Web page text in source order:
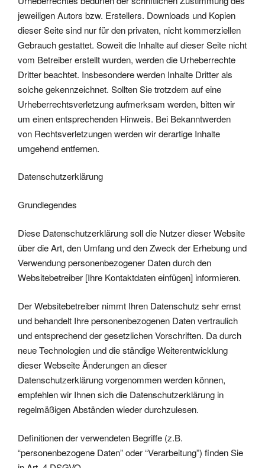
jeweiligen Autors bzw. Erstellers. Downloads und Kopien
dieser Seite sind nur für den privaten, nicht kommerziellen
Gebrauch gestattet. Soweit die Inhalte auf dieser Seite nicht
vom Betreiber erstellt wurden, werden die Urheberrechte
Dritter beachtet. Insbesondere werden Inhalte Dritter als
solche gekennzeichnet. Sollten Sie trotzdem auf eine
Urheberrechtsverletzung aufmerksam werden, bitten wir
um einen entsprechenden Hinweis. Bei Bekanntwerden
von Rechtsverletzungen werden wir derartige Inhalte
umgehend entfernen.
Datenschutzerklärung
Grundlegendes
Diese Datenschutzerklärung soll die Nutzer dieser Website
über die Art, den Umfang und den Zweck der Erhebung und
Verwendung personenbezogener Daten durch den
Websitebetreiber [Ihre Kontaktdaten einfügen] informieren.
Der Websitebetreiber nimmt Ihren Datenschutz sehr ernst
und behandelt Ihre personenbezogenen Daten vertraulich
und entsprechend der gesetzlichen Vorschriften. Da durch
neue Technologien und die ständige Weiterentwicklung
dieser Webseite Änderungen an dieser
Datenschutzerklärung vorgenommen werden können,
empfehlen wir Ihnen sich die Datenschutzerklärung in
regelmäßigen Abständen wieder durchzulesen.
Definitionen der verwendeten Begriffe (z.B.
“personenbezogene Daten” oder “Verarbeitung”) finden Sie